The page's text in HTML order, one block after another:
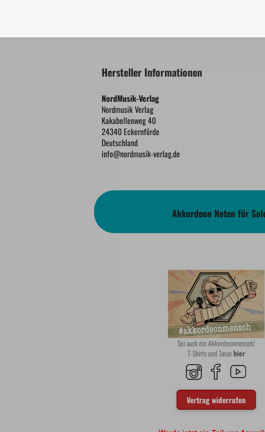
Hersteller Informationen
NordMusik-Verlag
Nordmusik Verlag
Kakabellenweg 40
24340 Eckernförde
Deutschland
info@nordmusik-verlag.de
Akkordeon Noten für
Sei auch ein Akkordeonmensch!
T-Shirts und Tassehier
Vertrag widerrufen